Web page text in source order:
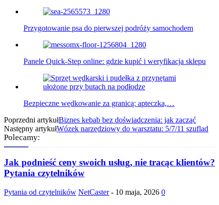
Przygotowanie psa do pierwszej podróży samochodem
Panele Quick-Step online: gdzie kupić i weryfikacja sklepu
Bezpieczne wędkowanie za granicą: apteczka,…
Poprzedni artykułBiznes kebab bez doświadczenia: jak zacząć
Następny artykułWózek narzędziowy do warsztatu: 5/7/11 szuflad
Polecamy:
Jak podnieść ceny swoich usług, nie tracąc klientów?
Pytania czytelników
Pytania od czytelników NetCaster - 10 maja, 2026 0